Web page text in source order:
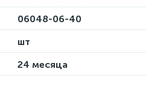
06048-06-40
шт
24 месяца